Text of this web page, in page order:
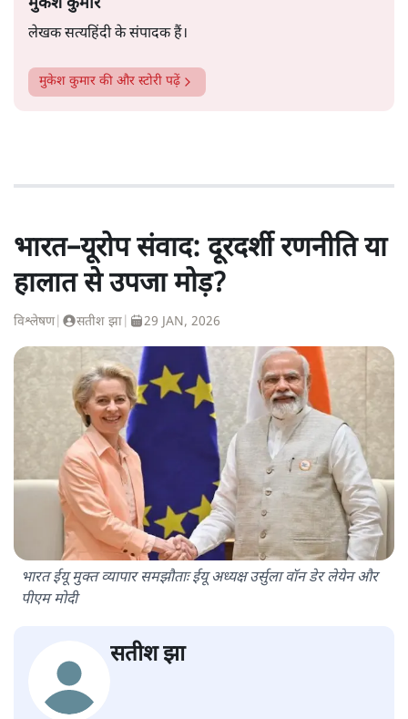
लेखक सत्यहिंदी के संपादक हैं।
मुकेश कुमार की और स्टोरी पढ़ें
भारत–यूरोप संवाद: दूरदर्शी रणनीति या
हालात से उपजा मोड़?
विश्लेषण| सतीश झा 29 JAN, 2026
भारत ईयू मुक्त व्यापार समझौताः ईयू अध्यक्ष उर्सुला वॉन डेर लेयेन और
पीएम मोदी
सतीश झा